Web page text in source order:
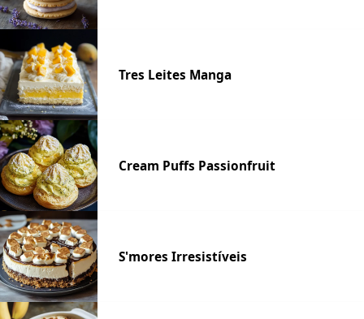
Tres Leites Manga
Cream Puffs Passionfruit
S'mores Irresistíveis